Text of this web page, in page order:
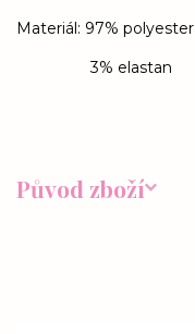
Materiál: 97% polyester
3% elastan
Původ zboží